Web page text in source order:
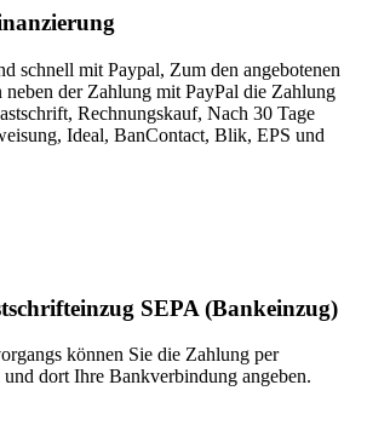
schnell mit Paypal, Zum den angebotenen
neben der Zahlung mit PayPal die Zahlung
Rechnungskauf, Nach 30 Tage
Ideal, BanContact, Blik, EPS und
SEPA (Bankeinzug)
können Sie die Zahlung per
dort Ihre Bankverbindung angeben.